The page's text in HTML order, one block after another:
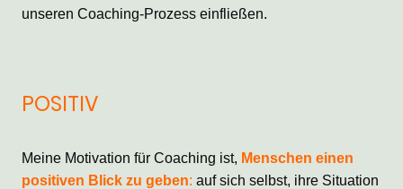
unseren Coaching-Prozess einfließen.
POSITIV
Meine Motivation für Coaching ist, Menschen einen
positiven Blick zu geben: auf sich selbst, ihre Situation